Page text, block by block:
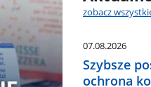
zobacz
07.08.2026
Szybsze
ochrona